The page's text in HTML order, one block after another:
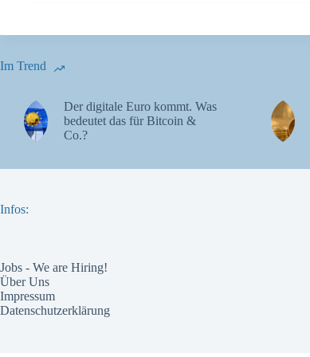
Im Trend
Der digitale Euro kommt. Was
bedeutet das für Bitcoin &
Co.?
Infos:
Jobs - We are Hiring!
Über Uns
Impressum
Datenschutzerklärung